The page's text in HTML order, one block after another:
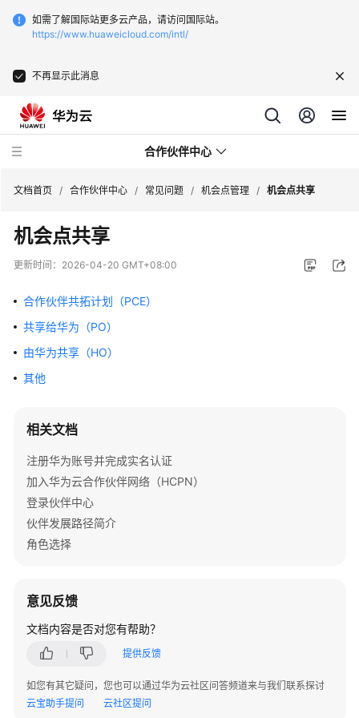
如需了解国际站更多云产品，请访问国际站。
https://www.huaweicloud.com/intl/
不再显示此消息
合作伙伴中心
用
户
南
常
见
题
概
览
术
&
缩
略
释
加
入
为
云
文档首页 / 合作伙伴中心 / 常见问题 / 机会点管理 / 机会点共享
机会点共享
更新时间： 2026-04-20 GMT+08:00
合作伙伴共拓计划（PCE）
共享给华为（PO）
由华为共享（HO）
其他
相关文档
注册华为账号并完成实名认证
加入华为云合作伙伴网络（HCPN）
登录伙伴中心
伙伴发展路径简介
角色选择
意见反馈
文档内容是否对您有帮助？
提供反馈
如您有其它疑问，您也可以通过华为云社区问答频道来与我们联系探讨
云宝助手提问
云社区提问